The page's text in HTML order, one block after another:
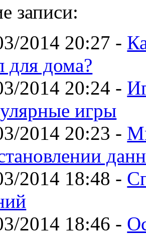
записи:
2014 20:27 -
для дома?
2014 20:24 -
игры
2014 20:23 -
2014 18:48 -
2014 18:46 -